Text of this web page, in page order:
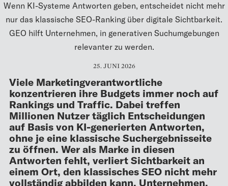
Wenn KI-Systeme Antworten geben, entscheidet nicht mehr
nur das klassische SEO-Ranking über digitale Sichtbarkeit.
GEO hilft Unternehmen, in generativen Suchumgebungen
relevanter zu werden.
25. JUNI 2026
Viele Marketingverantwortliche
konzentrieren ihre Budgets immer noch auf
Rankings und Traffic. Dabei treffen
Millionen Nutzer täglich Entscheidungen
auf Basis von KI-generierten Antworten,
ohne je eine klassische Suchergebnisseite
zu öffnen. Wer als Marke in diesen
Antworten fehlt, verliert Sichtbarkeit an
einem Ort, den klassisches SEO nicht mehr
vollständig abbilden kann. Unternehmen,